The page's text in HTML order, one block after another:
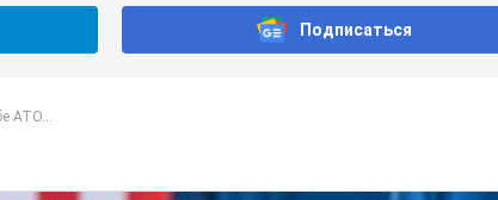
Подписаться
АТО...